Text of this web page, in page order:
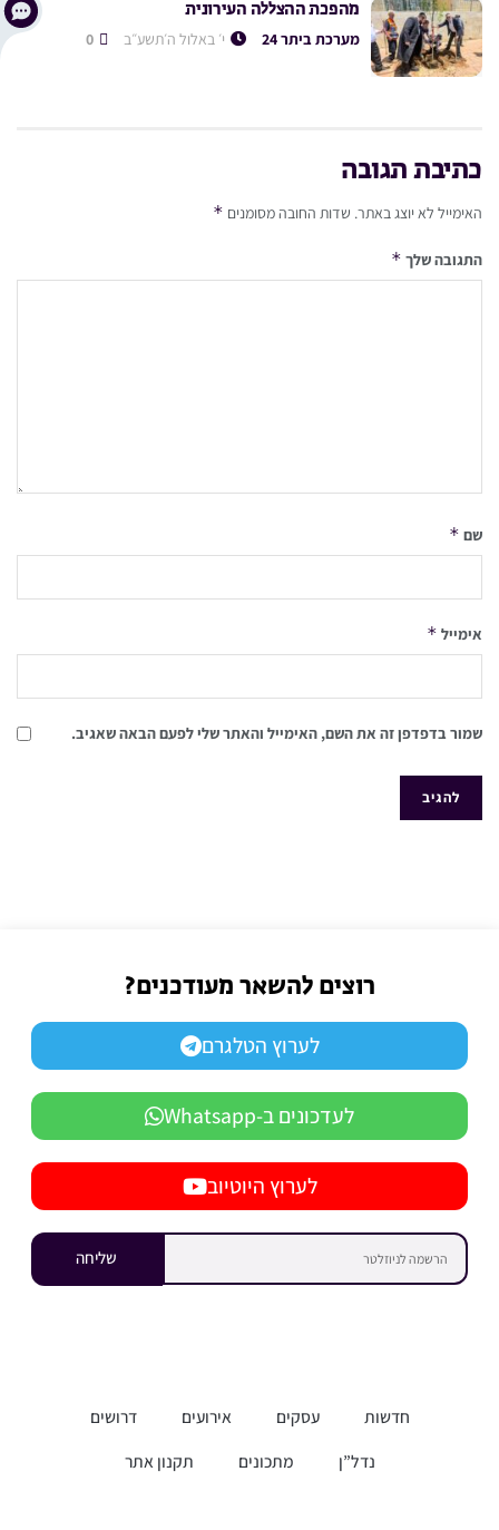
מהפכת ההצללה העירונית
מערכת ביתר 24 י׳ באלול ה׳תשע״ב
כתיבת תגובה
האימייל לא יוצג באתר. שדות החובה מסומנים *
התגובה שלך *
שם *
אימייל *
שמור בדפדפן זה את השם, האימייל והאתר שלי לפעם הבאה שאגיב.
רוצים להשאר מעודכנים?
לערוץ הטלגרם
לעדכונים ב-Whatsapp
לערוץ היוטיוב
שליחה
חדשות עסקים אירועים
דרושים
נדל”ן
מתכונים תקנון אתר